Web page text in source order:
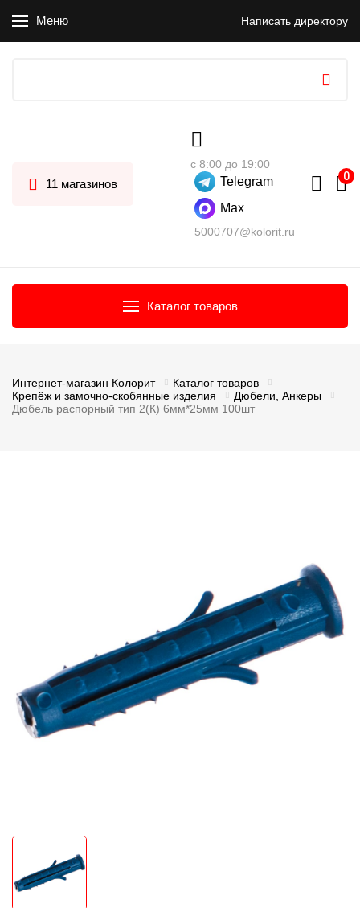
Меню Написать директору
11 магазинов
с 8:00 до 19:00
Telegram
Max
5000707@kolorit.ru
Каталог товаров
Интернет-магазин Колорит
Каталог товаров
Крепёж и замочно-скобянные изделия
Дюбели, Анкеры
Дюбель распорный тип 2(К) 6мм*25мм 100шт